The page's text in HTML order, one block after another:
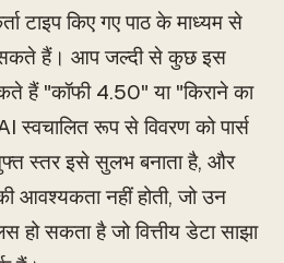
टाइप किए गए पाठ के माध्यम से
सकते हैं। आप जल्दी से कुछ इस
हैं "कॉफी 4.50" या "किराने का
स्वचालित रूप से विवरण को पार्स
स्तर इसे सुलभ बनाता है, और
नहीं होती, जो उन
हो सकता है जो वित्तीय डेटा साझा